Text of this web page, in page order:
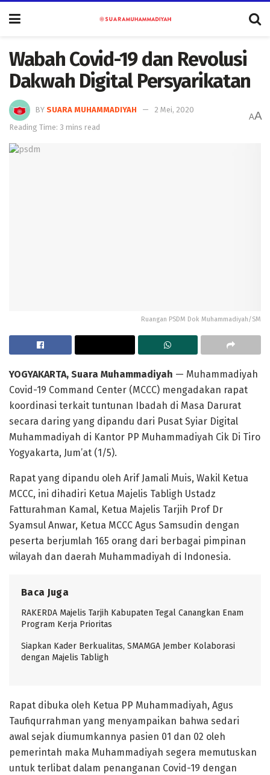
Wabah Covid-19 dan Revolusi
Dakwah Digital Persyarikatan
BY SUARA MUHAMMADIYAH
2 Mei, 2020
Reading Time: 3 mins read
AA
Ruangan PSDM Dok Muhammadiyah/SM
YOGYAKARTA, Suara Muhammadiyah — Muhammadiyah
Covid-19 Command Center (MCCC) mengadakan rapat
koordinasi terkait tuntunan Ibadah di Masa Darurat
secara daring yang dipandu dari Pusat Syiar Digital
Muhammadiyah di Kantor PP Muhammadiyah Cik Di Tiro
Yogyakarta, Jum’at (1/5).
Rapat yang dipandu oleh Arif Jamali Muis, Wakil Ketua
MCCC, ini dihadiri Ketua Majelis Tabligh Ustadz
Fatturahman Kamal, Ketua Majelis Tarjih Prof Dr
Syamsul Anwar, Ketua MCCC Agus Samsudin dengan
peserta berjumlah 165 orang dari berbagai pimpinan
wilayah dan daerah Muhammadiyah di Indonesia.
Baca Juga
RAKERDA Majelis Tarjih Kabupaten Tegal Canangkan Enam
Program Kerja Prioritas
Siapkan Kader Berkualitas, SMAMGA Jember Kolaborasi
dengan Majelis Tabligh
Rapat dibuka oleh Ketua PP Muhammadiyah, Agus
Taufiqurrahman yang menyampaikan bahwa sedari
awal sejak diumumkannya pasien 01 dan 02 oleh
pemerintah maka Muhammadiyah segera memutuskan
untuk terlibat dalam penanganan Covid-19 dengan